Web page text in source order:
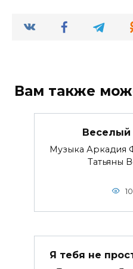
Вам также
Веселый
Музыка Аркадия
Татьяны
Я тебя не